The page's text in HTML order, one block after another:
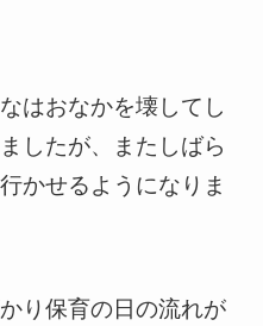
はおなかを壊してし
したが、またしばら
かせるようになりま
り保育の日の流れが